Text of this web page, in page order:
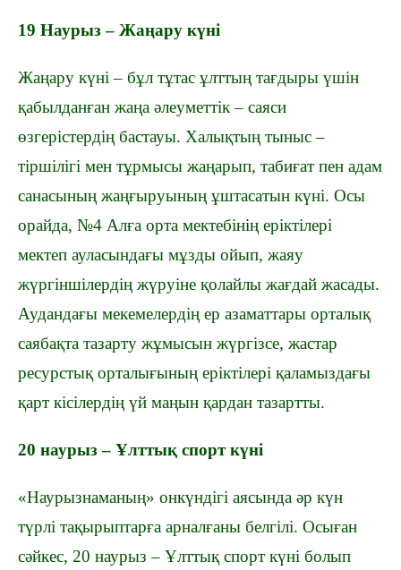
19 Наурыз – Жаңару күні
Жаңару күні – бұл тұтас ұлттың тағдыры үшін
қабылданған жаңа әлеуметтік – саяси
өзгерістердің бастауы. Халықтың тыныс –
тіршілігі мен тұрмысы жаңарып, табиғат пен адам
санасының жаңғыруының ұштасатын күні. Осы
орайда, №4 Алға орта мектебінің еріктілері
мектеп ауласындағы мұзды ойып, жаяу
жүргіншілердің жүруіне қолайлы жағдай жасады.
Аудандағы мекемелердің ер азаматтары орталық
саябақта тазарту жұмысын жүргізсе, жастар
ресурстық орталығының еріктілері қаламыздағы
қарт кісілердің үй маңын қардан тазартты.
20 наурыз – Ұлттық спорт күні
«Наурызнаманың» онкүндігі аясында әр күн
түрлі тақырыптарға арналғаны белгілі. Осыған
сәйкес, 20 наурыз – Ұлттық спорт күні болып